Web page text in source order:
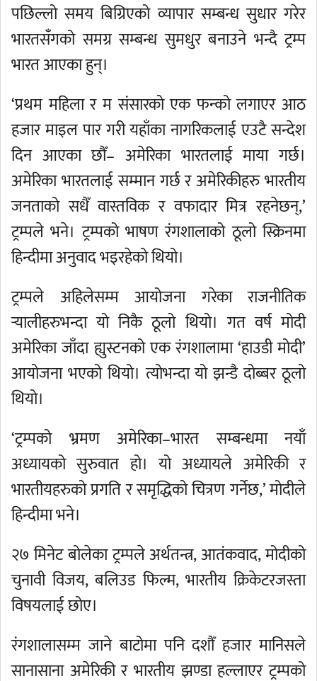
पछिल्लो समय बिग्रिएको व्यापार सम्बन्ध सुधार गरेर
भारतसँगको समग्र सम्बन्ध सुमधुर बनाउने भन्दै ट्रम्प
भारत आएका हुन्।
‘प्रथम महिला र म संसारको एक फन्को लगाएर आठ
हजार माइल पार गरी यहाँका नागरिकलाई एउटै सन्देश
दिन आएका छौँ– अमेरिका भारतलाई माया गर्छ।
अमेरिका भारतलाई सम्मान गर्छ र अमेरिकीहरु भारतीय
जनताको सधैँ वास्तविक र वफादार मित्र रहनेछन्,’
ट्रम्पले भने। ट्रम्पको भाषण रंगशालाको ठूलो स्क्रिनमा
हिन्दीमा अनुवाद भइरहेको थियो।
ट्रम्पले अहिलेसम्म आयोजना गरेका राजनीतिक
र्‍यालीहरुभन्दा यो निकै ठूलो थियो। गत वर्ष मोदी
अमेरिका जाँदा ह्युस्टनको एक रंगशालामा ‘हाउडी मोदी’
आयोजना भएको थियो। त्योभन्दा यो झन्डै दोब्बर ठूलो
थियो।
‘ट्रम्पको भ्रमण अमेरिका–भारत सम्बन्धमा नयाँ
अध्यायको सुरुवात हो। यो अध्यायले अमेरिकी र
भारतीयहरुको प्रगति र समृद्धिको चित्रण गर्नेछ,’ मोदीले
हिन्दीमा भने।
२७ मिनेट बोलेका ट्रम्पले अर्थतन्त्र, आतंकवाद, मोदीको
चुनावी विजय, बलिउड फिल्म, भारतीय क्रिकेटरजस्ता
विषयलाई छोए।
रंगशालासम्म जाने बाटोमा पनि दशौँ हजार मानिसले
सानासाना अमेरिकी र भारतीय झण्डा हल्लाएर ट्रम्पको